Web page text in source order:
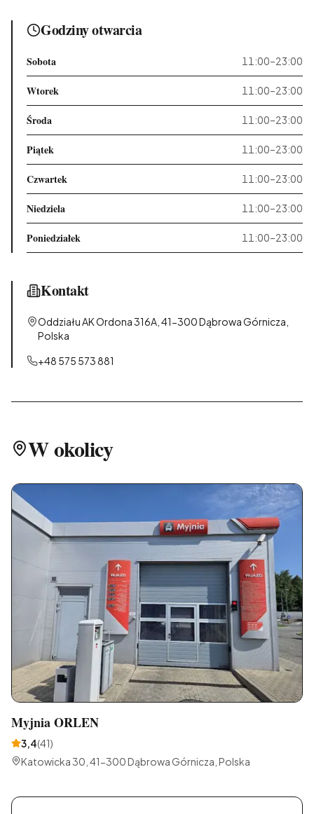
Godziny otwarcia
Sobota 11:00–23:00
Wtorek 11:00–23:00
Środa 11:00–23:00
Piątek 11:00–23:00
Czwartek 11:00–23:00
Niedziela 11:00–23:00
Poniedziałek 11:00–23:00
Kontakt
Oddziału AK Ordona 316A, 41-300 Dąbrowa Górnicza,
Polska
+48 575 573 881
W okolicy
Myjnia ORLEN
3,4(41)
Katowicka 30, 41-300 Dąbrowa Górnicza, Polska